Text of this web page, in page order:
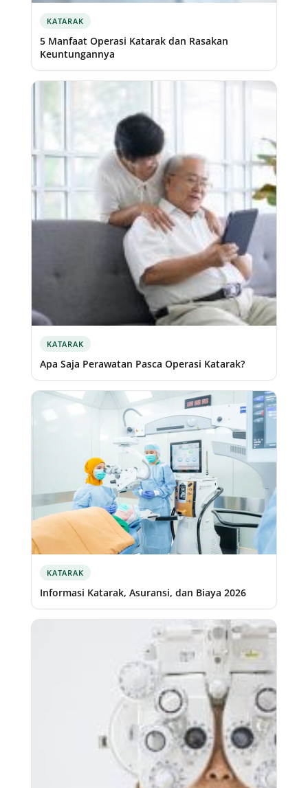
KATARAK
5 Manfaat Operasi Katarak dan Rasakan
Keuntungannya
KATARAK
Apa Saja Perawatan Pasca Operasi Katarak?
KATARAK
Informasi Katarak, Asuransi, dan Biaya 2026